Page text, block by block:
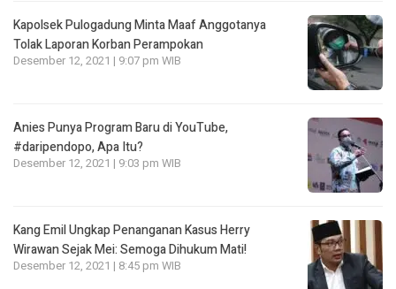
Kapolsek Pulogadung Minta Maaf Anggotanya
Tolak Laporan Korban Perampokan
Desember 12, 2021 | 9:07 pm WIB
Anies Punya Program Baru di YouTube,
#daripendopo, Apa Itu?
Desember 12, 2021 | 9:03 pm WIB
Kang Emil Ungkap Penanganan Kasus Herry
Wirawan Sejak Mei: Semoga Dihukum Mati!
Desember 12, 2021 | 8:45 pm WIB